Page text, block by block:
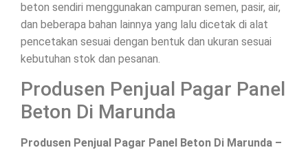
beton sendiri menggunakan campuran semen, pasir, air,
dan beberapa bahan lainnya yang lalu dicetak di alat
pencetakan sesuai dengan bentuk dan ukuran sesuai
kebutuhan stok dan pesanan.
Produsen Penjual Pagar Panel
Beton Di Marunda
Produsen Penjual Pagar Panel Beton Di Marunda –